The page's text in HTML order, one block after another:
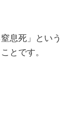
息死」という
とです。